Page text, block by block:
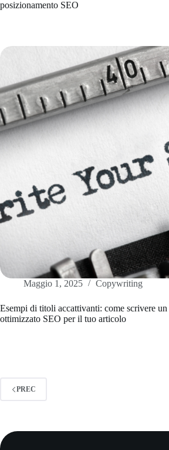
posizionamento SEO
Maggio 1, 2025 Copywriting
Esempi di titoli accattivanti: come scrivere
ottimizzato SEO per il tuo articolo
PREC